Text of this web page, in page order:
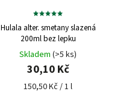
Hulala alter. smetany slazená
200ml bez lepku
Skladem (>5 ks)
30,10 Kč
150,50 Kč / 1 l